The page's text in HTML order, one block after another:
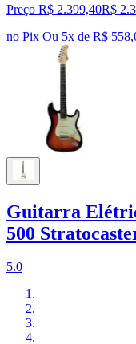
Preço R$ 2.399,40R$
no Pix Ou 5x de R$
Guitarra
500
5.0